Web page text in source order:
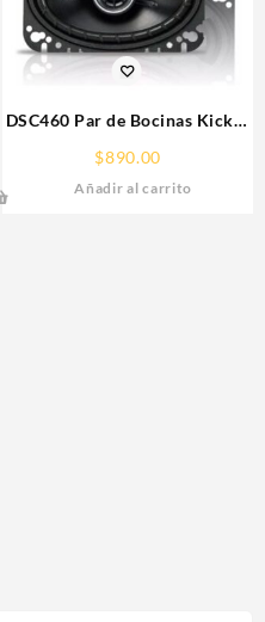
DSC460 Par de Bocinas Kicker
$890.00
Añadir al carrito